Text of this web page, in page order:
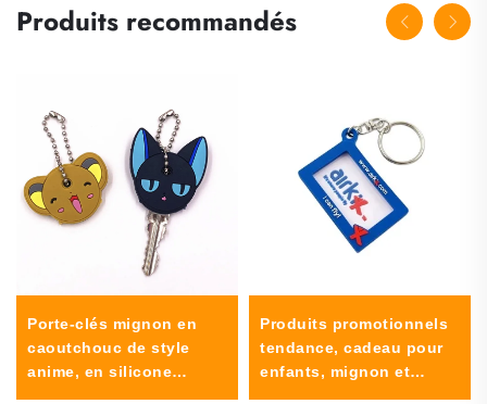
Produits recommandés
Porte-clés mignon en
caoutchouc de style
anime, en silicone
Produits promotionnels
tendance, cadeau pour
enfants, mignon et